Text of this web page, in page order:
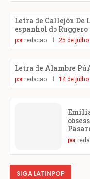
Letra de Callejón De
espanhol do Ruggero
por redacao 25 de julho
Letra de Alambre
por redacao 14 de julho
por
SIGA LATINPOP